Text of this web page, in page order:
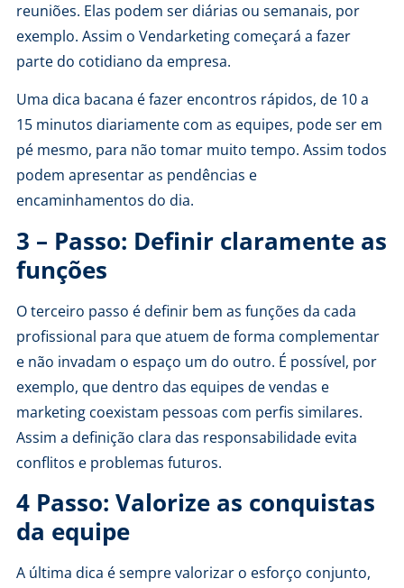
reuniões. Elas podem ser diárias ou semanais, por
exemplo. Assim o Vendarketing começará a fazer
parte do cotidiano da empresa.
Uma dica bacana é fazer encontros rápidos, de 10 a
15 minutos diariamente com as equipes, pode ser em
pé mesmo, para não tomar muito tempo. Assim todos
podem apresentar as pendências e
encaminhamentos do dia.
3 – Passo: Definir claramente as
funções
O terceiro passo é definir bem as funções da cada
profissional para que atuem de forma complementar
e não invadam o espaço um do outro. É possível, por
exemplo, que dentro das equipes de vendas e
marketing coexistam pessoas com perfis similares.
Assim a definição clara das responsabilidade evita
conflitos e problemas futuros.
4 Passo: Valorize as conquistas
da equipe
A última dica é sempre valorizar o esforço conjunto,